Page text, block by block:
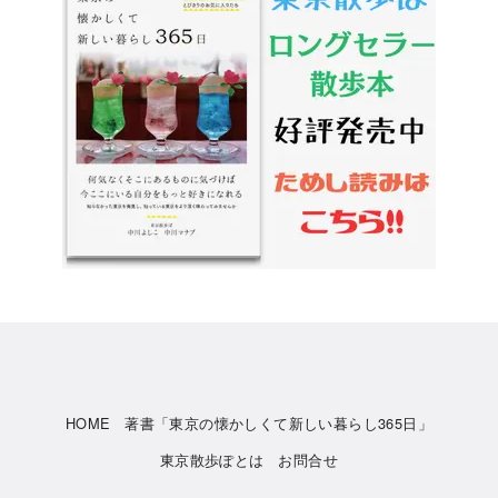
HOME
著書「東京の懐かしくて新しい暮らし365日」
東京散歩ぽとは
お問合せ